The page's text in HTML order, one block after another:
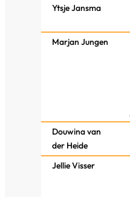
Ytsje Jansma
Marjan Jungen
Douwina van
der Heide
Jellie Visser